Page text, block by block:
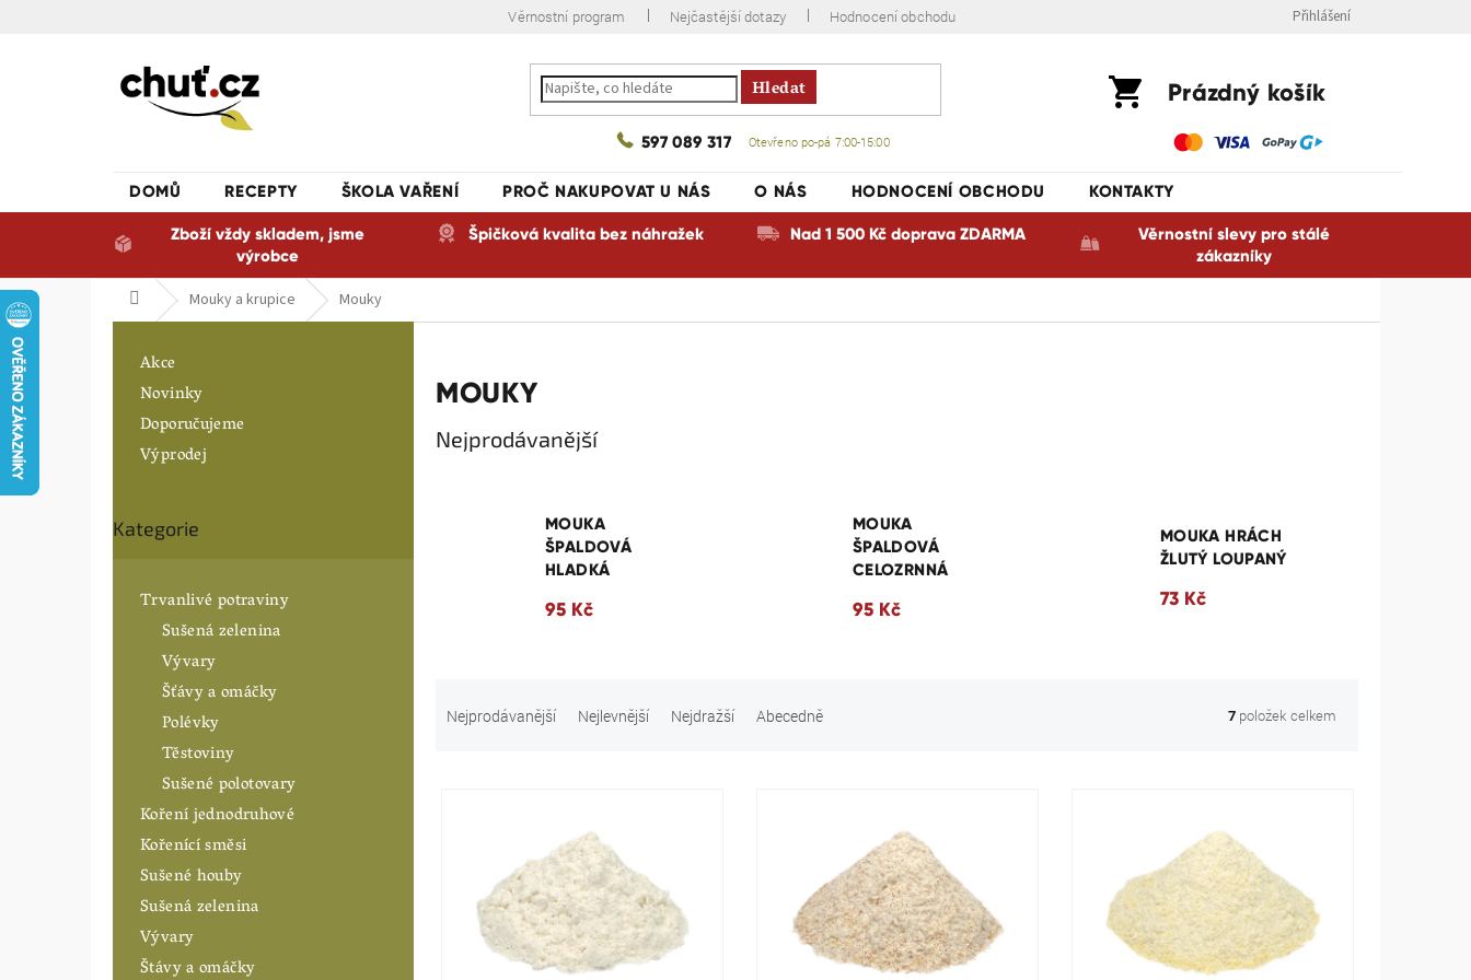
Věrnostní program Nejčastější dotazy Hodnocení obchodu Přihlášení
Hledat
Nákupní
Prázdný košík
597 089 317 Otevřeno po-pá 7:00-15:00
DOMŮ RECEPTY ŠKOLA VAŘENÍ PROČ NAKUPOVAT U NÁS O NÁS HODNOCENÍ OBCHODU KONTAKTY
Zboží vždy skladem, jsme
výrobce
Špičková kvalita bez náhražek Nad 1 500 Kč doprava ZDARMA
Věrnostní slevy pro stálé
zákazníky
Domů Mouky a krupice Mouky
kategorie
Kategorie
Akce
Novinky
Doporučujeme
Výprodej
Trvanlivé potraviny
Sušená zelenina
Vývary
Šťávy a omáčky
Polévky
Těstoviny
Sušené polotovary
Koření jednodruhové
Kořenící směsi
Sušené houby
Sušená zelenina
Vývary
Štávy a omáčky
MOUKY
Nejprodávanější
MOUKA
ŠPALDOVÁ
HLADKÁ
95 Kč
MOUKA
ŠPALDOVÁ
CELOZRNNÁ
95 Kč
MOUKA HRÁCH
ŽLUTÝ LOUPANÝ
73 Kč
Nejprodávanější Nejlevnější Nejdražší Abecedně 7 položek celkem